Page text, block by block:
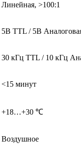
Линейная, >100:1
5В TTL / 5В
30 кГц TTL / 10 кГц
<15 минут
+18…+30 ℃
Воздушное